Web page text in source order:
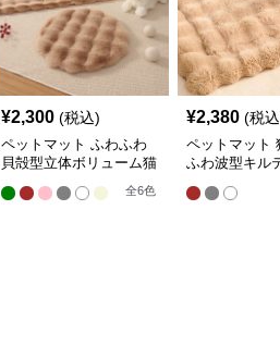
¥2,300 (税込)
ペットマット ふわふわ
貝殻型立体ボリューム猫
全6色
¥2,380 (税
ペットマット
ふわ波型キル